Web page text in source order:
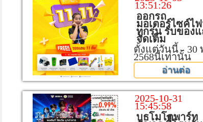
13:51:26
ออกรถ
มอเตอร์ไซค์ไ
ทุกรุ่น รับของ
จัดเต็ม
ตั้งแต่วันนี้ - 30
2568นี้เท่านั้น
อ่านต่อ
2025-10-31
15:45:58
บูธโมโตพาร์ท